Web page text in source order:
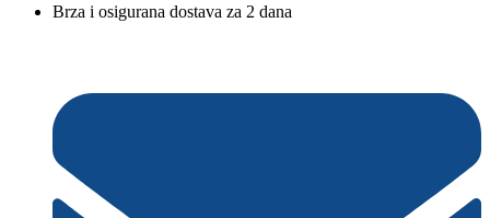
Brza i osigurana dostava za 2 dana